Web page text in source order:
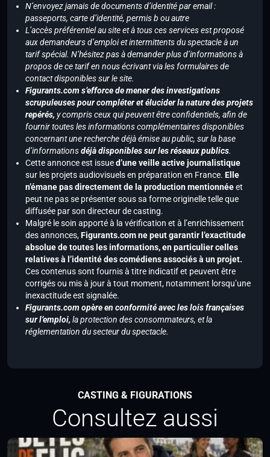
N’envoyez jamais de documents d’identité par email :
passeports, carte d’identité, permis b ou autre
L’accès préférentiel au site et à tous ces services est proposé
aux demandeurs d’emploi et intermittents du spectacle à un
tarif spécial. N’hésitez pas à demander plus d’informations à
propos de ce tarif en nous écrivant via les formulaires de
contact disponibles sur le site.
Figurants.com s’efforce de mener des investigations
scrupuleuses pour compléter et élucider la nature des projets
repérés, y compris ceux qui peuvent être confidentiels, afin de
fournir toutes les informations complémentaires disponibles
concernant une recherche déjà émise au public, sur la base
d’informationsdéjà disponibles sur les réseaux publics.
Cette annonce est issued’une veille active journalistique
sur les projets audiovisuels en préparation en France. Elle
n’émane pas directement de la production mentionnéeet
peut ne pas se présenter sous sa forme originelle telle que
diffusée par son directeur de casting.
Malgré le soin apporté à la vérification et à l’enrichissement
des annonces,Figurants.com ne peut garantir l’exactitude
absolue de toutes les informations, en particulier celles
relatives à l’identité des comédiens associés à un projet.
Ces contenus sont fournis à titre indicatif et peuvent être
corrigés ou mis à jour à tout moment, notamment lorsqu’une
inexactitude est signalée.
Figurants.com opère en conformité avec les lois françaises
sur l’emploi, la protection des consommateurs, et la
réglementation du secteur du spectacle.
CASTING & FIGURATIONS
Consultez aussi